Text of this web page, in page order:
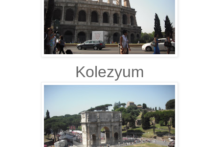
Kolezyum